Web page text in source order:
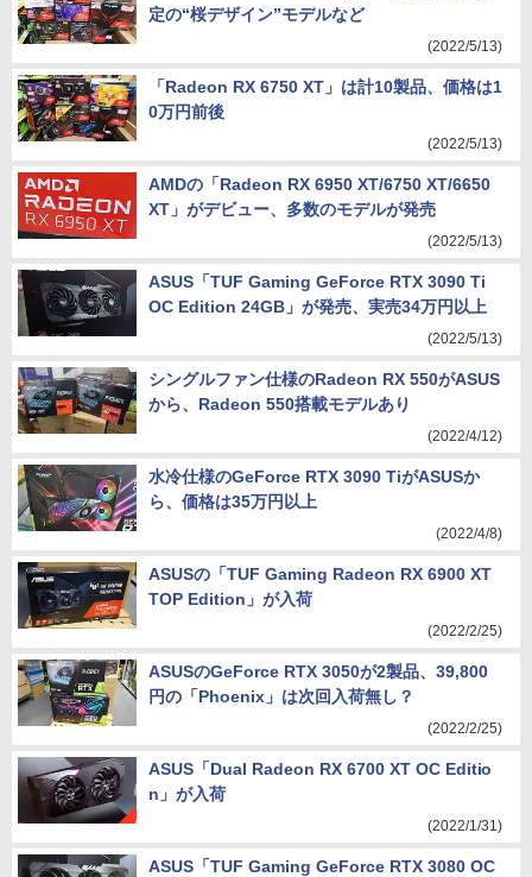
定の“桜デザイン”モデルなど
(2022/5/13)
「Radeon RX 6750 XT」は計10製品、価格は1
0万円前後
(2022/5/13)
AMDの「Radeon RX 6950 XT/6750 XT/6650
XT」がデビュー、多数のモデルが発売
(2022/5/13)
ASUS「TUF Gaming GeForce RTX 3090 Ti
OC Edition 24GB」が発売、実売34万円以上
(2022/5/13)
シングルファン仕様のRadeon RX 550がASUS
から、Radeon 550搭載モデルあり
(2022/4/12)
水冷仕様のGeForce RTX 3090 TiがASUSか
ら、価格は35万円以上
(2022/4/8)
ASUSの「TUF Gaming Radeon RX 6900 XT
TOP Edition」が入荷
(2022/2/25)
ASUSのGeForce RTX 3050が2製品、39,800
円の「Phoenix」は次回入荷無し？
(2022/2/25)
ASUS「Dual Radeon RX 6700 XT OC Editio
n」が入荷
(2022/1/31)
ASUS「TUF Gaming GeForce RTX 3080 OC